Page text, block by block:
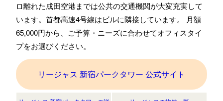
ロ離れた成田空港までは公共の交通機関が大変充実して
います。首都高速4号線はビルに隣接しています。 月額
65,000円から、ご予算・ニーズに合わせてオフィスタイ
プをお選びください。
リージャス 新宿パークタワー 公式サイト